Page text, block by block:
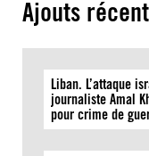
Ajouts
Liban. L’attaque
journaliste Amal
pour crime de